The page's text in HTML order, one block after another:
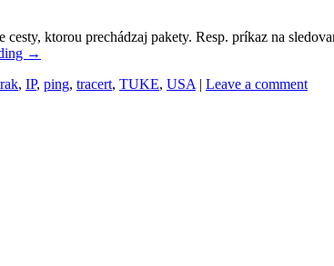
ktorou prechádzaj pakety. Resp. príkaz na
→
, IP, ping, tracert, TUKE, USA | Leave a comment